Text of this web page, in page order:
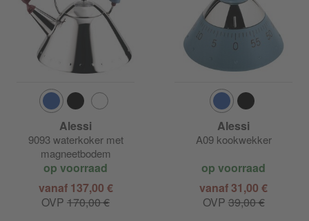
Alessi
9093 waterkoker met
magneetbodem
op voorraad
vanaf 137,00 €
OVP 170,00 €
Alessi
A09 kookwekker
op voorraad
vanaf 31,00 €
OVP39,00 €